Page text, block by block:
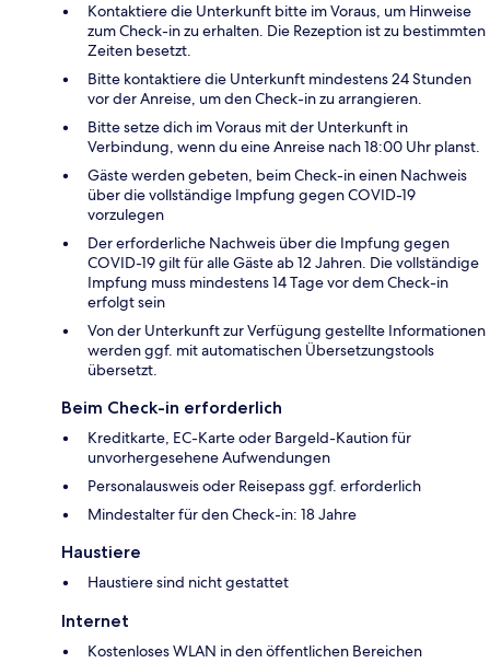
Kontaktiere die Unterkunft bitte im Voraus, um Hinweise
zum Check-in zu erhalten. Die Rezeption ist zu bestimmten
Zeiten besetzt.
Bitte kontaktiere die Unterkunft mindestens 24 Stunden
vor der Anreise, um den Check-in zu arrangieren.
Bitte setze dich im Voraus mit der Unterkunft in
Verbindung, wenn du eine Anreise nach 18:00 Uhr planst.
Gäste werden gebeten, beim Check-in einen Nachweis
über die vollständige Impfung gegen COVID-19
vorzulegen
Der erforderliche Nachweis über die Impfung gegen
COVID-19 gilt für alle Gäste ab 12 Jahren. Die vollständige
Impfung muss mindestens 14 Tage vor dem Check-in
erfolgt sein
Von der Unterkunft zur Verfügung gestellte Informationen
werden ggf. mit automatischen Übersetzungstools
übersetzt.
Beim Check-in erforderlich
Kreditkarte, EC-Karte oder Bargeld-Kaution für
unvorhergesehene Aufwendungen
Personalausweis oder Reisepass ggf. erforderlich
Mindestalter für den Check-in: 18 Jahre
Haustiere
Haustiere sind nicht gestattet
Internet
Kostenloses WLAN in den öffentlichen Bereichen